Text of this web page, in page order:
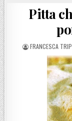
Pitta
POSTED BY
FRANCESCA